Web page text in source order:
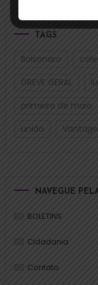
TAGS
Bolsonaro
GREVE GERAL
primeiro de maio
união
NAVEGUE
BOLETINS
Cidadania
Contato